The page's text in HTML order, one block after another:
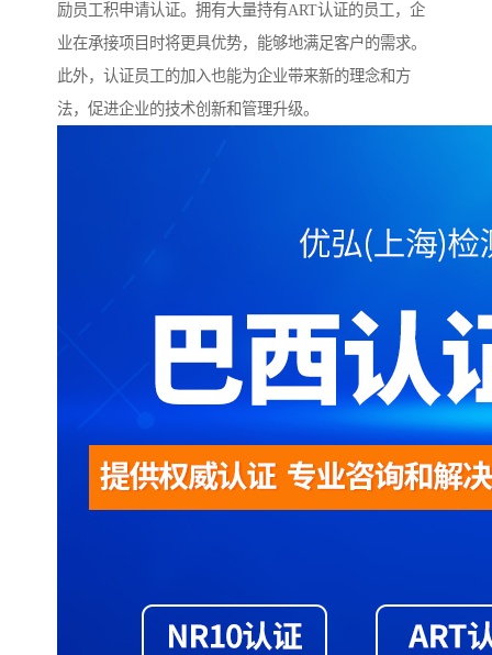
励员工积申请认证。拥有大量持有ART认证的员工，企
业在承接项目时将更具优势，能够地满足客户的需求。
此外，认证员工的加入也能为企业带来新的理念和方
法，促进企业的技术创新和管理升级。